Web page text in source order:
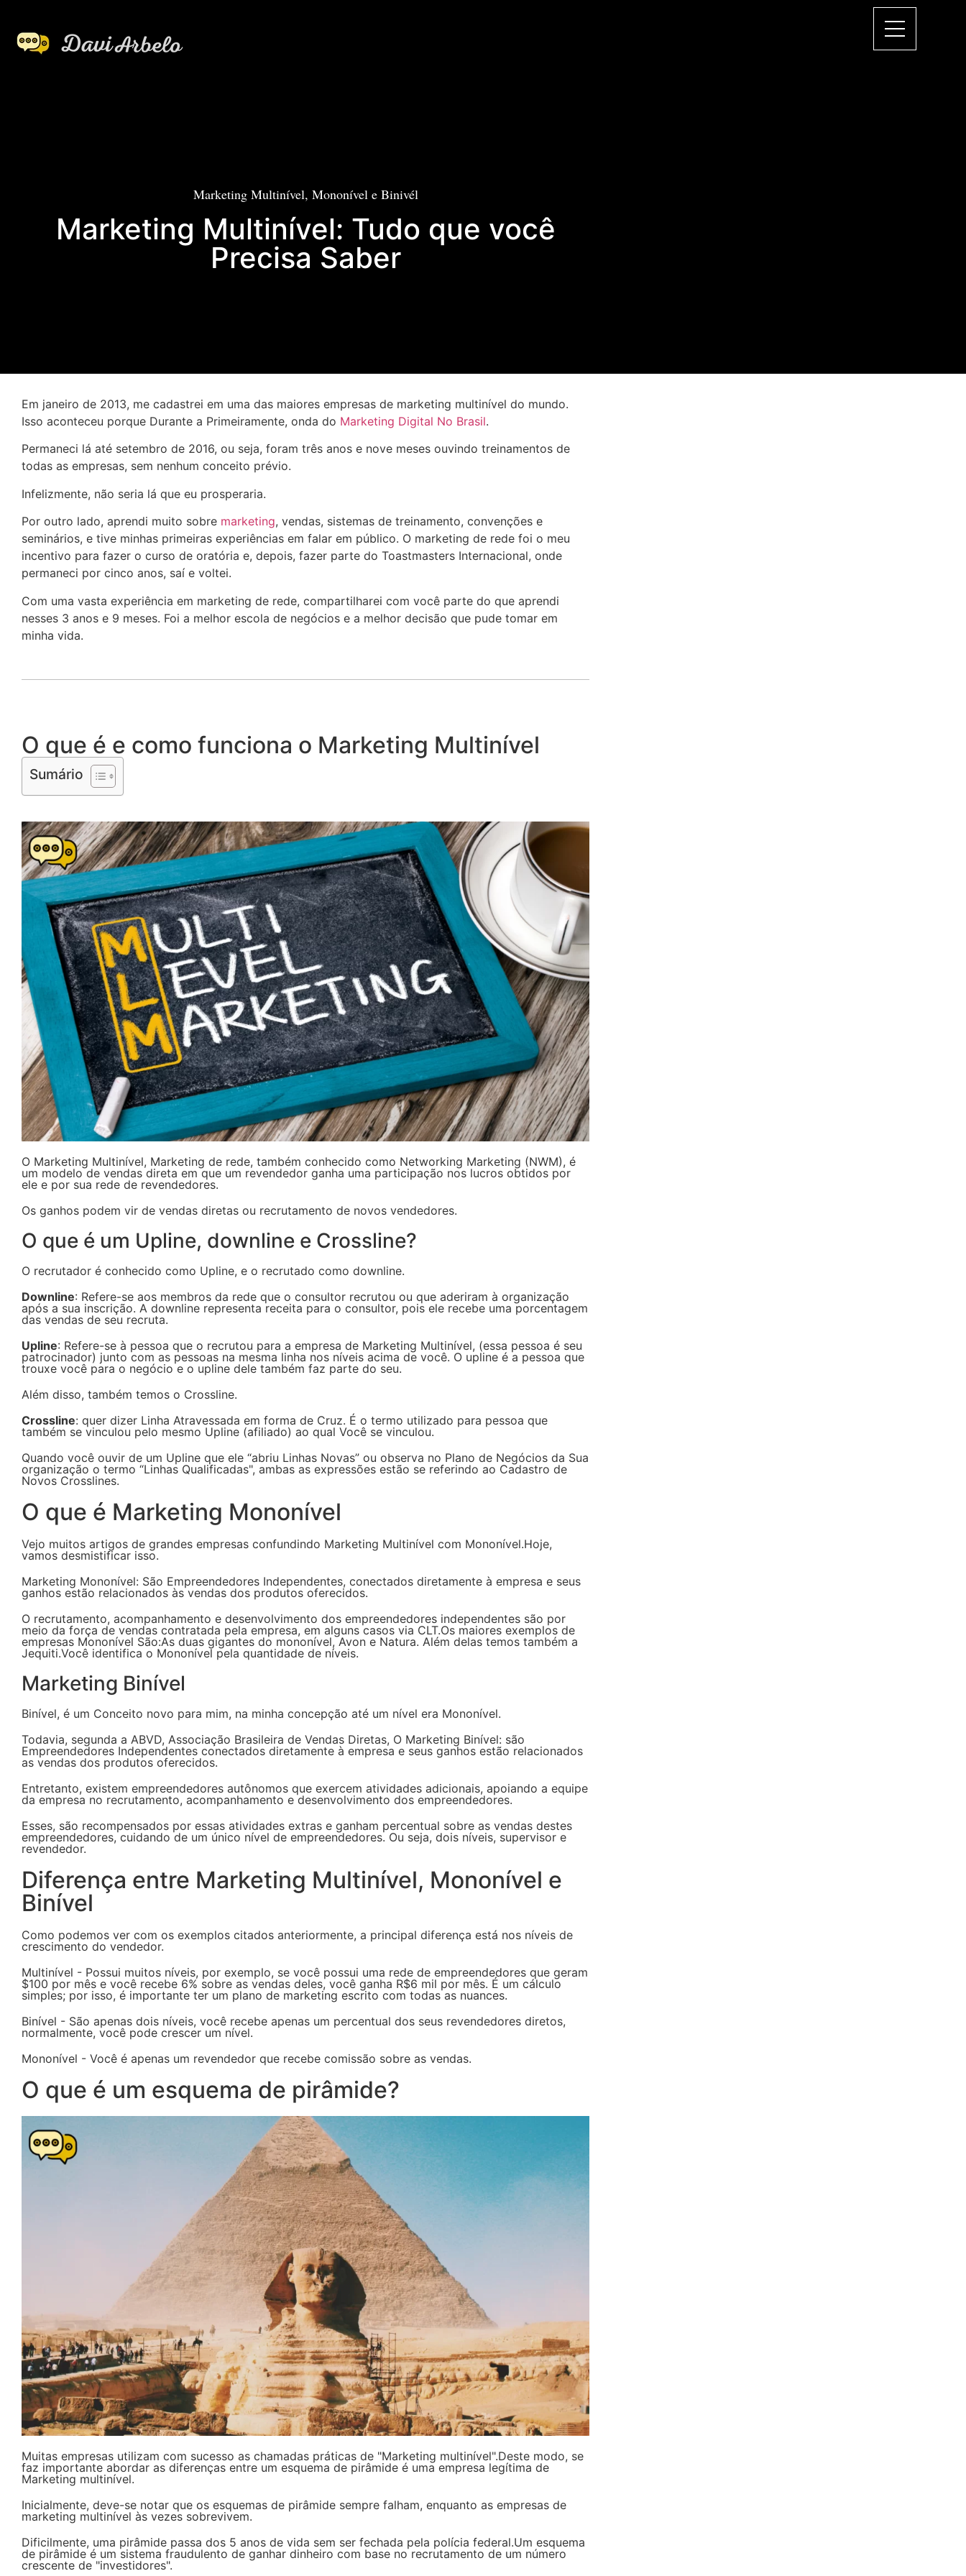
Marketing Multinível, Mononível e Binivél
Marketing Multinível: Tudo que você
Precisa Saber
Em janeiro de 2013, me cadastrei em uma das maiores empresas de marketing multinível do mundo.
Isso aconteceu porque Durante a Primeiramente, onda do Marketing Digital No Brasil.
Permaneci lá até setembro de 2016, ou seja, foram três anos e nove meses ouvindo treinamentos de
todas as empresas, sem nenhum conceito prévio.
Infelizmente, não seria lá que eu prosperaria.
Por outro lado, aprendi muito sobre marketing, vendas, sistemas de treinamento, convenções e
seminários, e tive minhas primeiras experiências em falar em público. O marketing de rede foi o meu
incentivo para fazer o curso de oratória e, depois, fazer parte do Toastmasters Internacional, onde
permaneci por cinco anos, saí e voltei.
Com uma vasta experiência em marketing de rede, compartilharei com você parte do que aprendi
nesses 3 anos e 9 meses. Foi a melhor escola de negócios e a melhor decisão que pude tomar em
minha vida.
O que é e como funciona o Marketing Multinível
Sumário
O Marketing Multinível, Marketing de rede, também conhecido como Networking Marketing (NWM), é
um modelo de vendas direta em que um revendedor ganha uma participação nos lucros obtidos por
ele e por sua rede de revendedores.
Os ganhos podem vir de vendas diretas ou recrutamento de novos vendedores.
O que é um Upline, downline e Crossline?
O recrutador é conhecido como Upline, e o recrutado como downline.
Downline: Refere-se aos membros da rede que o consultor recrutou ou que aderiram à organização
após a sua inscrição. A downline representa receita para o consultor, pois ele recebe uma porcentagem
das vendas de seu recruta.
Upline: Refere-se à pessoa que o recrutou para a empresa de Marketing Multinível, (essa pessoa é seu
patrocinador) junto com as pessoas na mesma linha nos níveis acima de você. O upline é a pessoa que
trouxe você para o negócio e o upline dele também faz parte do seu.
Além disso, também temos o Crossline.
Crossline: quer dizer Linha Atravessada em forma de Cruz. É o termo utilizado para pessoa que
também se vinculou pelo mesmo Upline (afiliado) ao qual Você se vinculou.
Quando você ouvir de um Upline que ele “abriu Linhas Novas” ou observa no Plano de Negócios da Sua
organização o termo “Linhas Qualificadas", ambas as expressões estão se referindo ao Cadastro de
Novos Crosslines.
O que é Marketing Mononível
Vejo muitos artigos de grandes empresas confundindo Marketing Multinível com Mononível.Hoje,
vamos desmistificar isso.
Marketing Mononível: São Empreendedores Independentes, conectados diretamente à empresa e seus
ganhos estão relacionados às vendas dos produtos oferecidos.
O recrutamento, acompanhamento e desenvolvimento dos empreendedores independentes são por
meio da força de vendas contratada pela empresa, em alguns casos via CLT.Os maiores exemplos de
empresas Mononível São:As duas gigantes do mononível, Avon e Natura. Além delas temos também a
Jequiti.Você identifica o Mononível pela quantidade de níveis.
Marketing Binível
Binível, é um Conceito novo para mim, na minha concepção até um nível era Mononível.
Todavia, segunda a ABVD, Associação Brasileira de Vendas Diretas, O Marketing Binível: são
Empreendedores Independentes conectados diretamente à empresa e seus ganhos estão relacionados
as vendas dos produtos oferecidos.
Entretanto, existem empreendedores autônomos que exercem atividades adicionais, apoiando a equipe
da empresa no recrutamento, acompanhamento e desenvolvimento dos empreendedores.
Esses, são recompensados por essas atividades extras e ganham percentual sobre as vendas destes
empreendedores, cuidando de um único nível de empreendedores. Ou seja, dois níveis, supervisor e
revendedor.
Diferença entre Marketing Multinível, Mononível e
Binível
Como podemos ver com os exemplos citados anteriormente, a principal diferença está nos níveis de
crescimento do vendedor.
Multinível - Possui muitos níveis, por exemplo, se você possui uma rede de empreendedores que geram
$100 por mês e você recebe 6% sobre as vendas deles, você ganha R$6 mil por mês. É um cálculo
simples; por isso, é importante ter um plano de marketing escrito com todas as nuances.
Binível - São apenas dois níveis, você recebe apenas um percentual dos seus revendedores diretos,
normalmente, você pode crescer um nível.
Mononível - Você é apenas um revendedor que recebe comissão sobre as vendas.
O que é um esquema de pirâmide?
Muitas empresas utilizam com sucesso as chamadas práticas de "Marketing multinível".Deste modo, se
faz importante abordar as diferenças entre um esquema de pirâmide é uma empresa legítima de
Marketing multinível.
Inicialmente, deve-se notar que os esquemas de pirâmide sempre falham, enquanto as empresas de
marketing multinível às vezes sobrevivem.
Dificilmente, uma pirâmide passa dos 5 anos de vida sem ser fechada pela polícia federal.Um esquema
de pirâmide é um sistema fraudulento de ganhar dinheiro com base no recrutamento de um número
crescente de "investidores".